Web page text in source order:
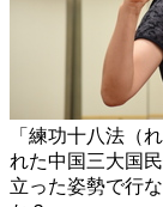
「練功十八法（
れた中国三大国民
立った姿勢で行